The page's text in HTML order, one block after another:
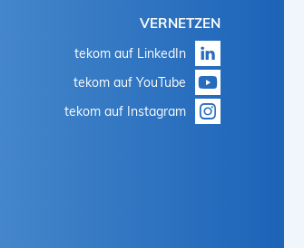
VERNETZEN
tekom auf LinkedIn
tekom auf YouTube
tekom auf Instagram